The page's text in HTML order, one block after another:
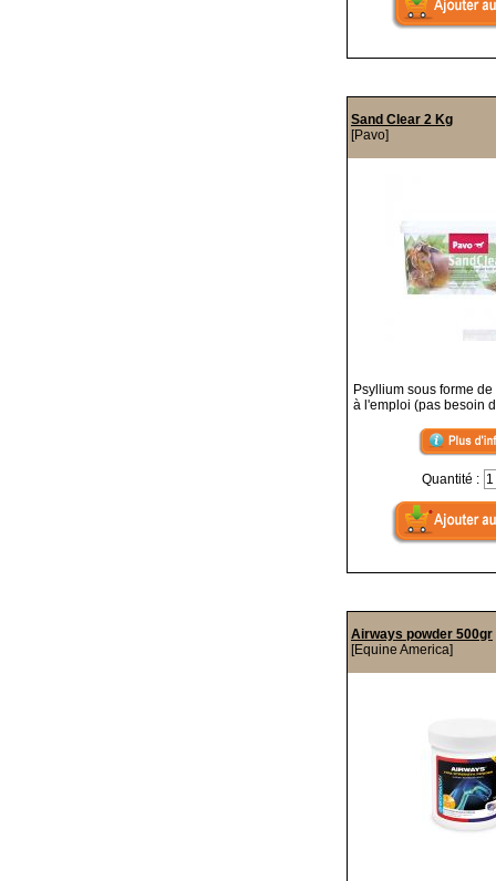
Sand Clear 2 Kg
[Pavo]
Psyllium sous forme
à l'emploi (pas besoin
Quantité :
Airways powder 500gr
[Equine America]